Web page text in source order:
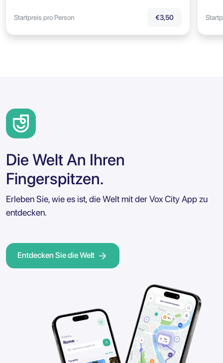
Startpreis pro Person €3,50
Die Welt An Ihren
Fingerspitzen.
Erleben Sie, wie es ist, die Welt mit der Vox City App zu
entdecken.
Entdecken Sie die Welt